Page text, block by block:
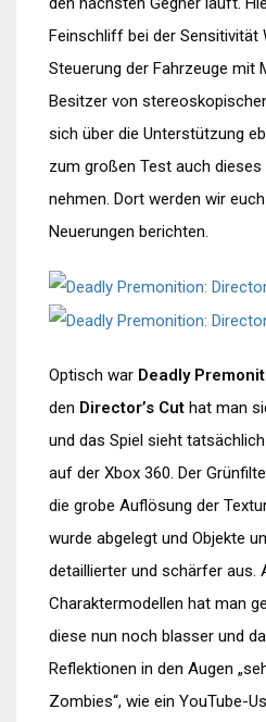
Feinschliff bei der Sensitivität
Steuerung der Fahrzeuge mit
Besitzer von
sich über die Unterstützung
zum großen Test auch dieses
nehmen. Dort werden wir
Neuerungen berichten.
Optisch war Deadly
den Director’s Cut hat man
und das Spiel sieht
auf der Xbox 360. Der
die grobe Auflösung der
wurde abgelegt und Objekte
detaillierter und schärfer aus.
Charaktermodellen hat man
diese nun noch blasser und
Reflektionen in den Augen
Zombies“, wie ein YouTube-